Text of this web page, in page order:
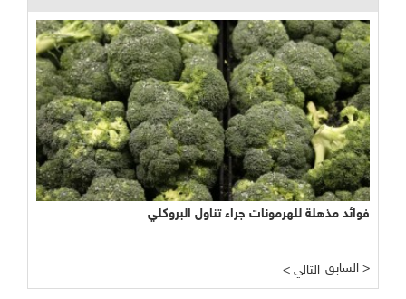
نجاح مبشر وواعد لتجربة الأراضي الرطبة المصطنعة في معالجة
< التالي السابق >